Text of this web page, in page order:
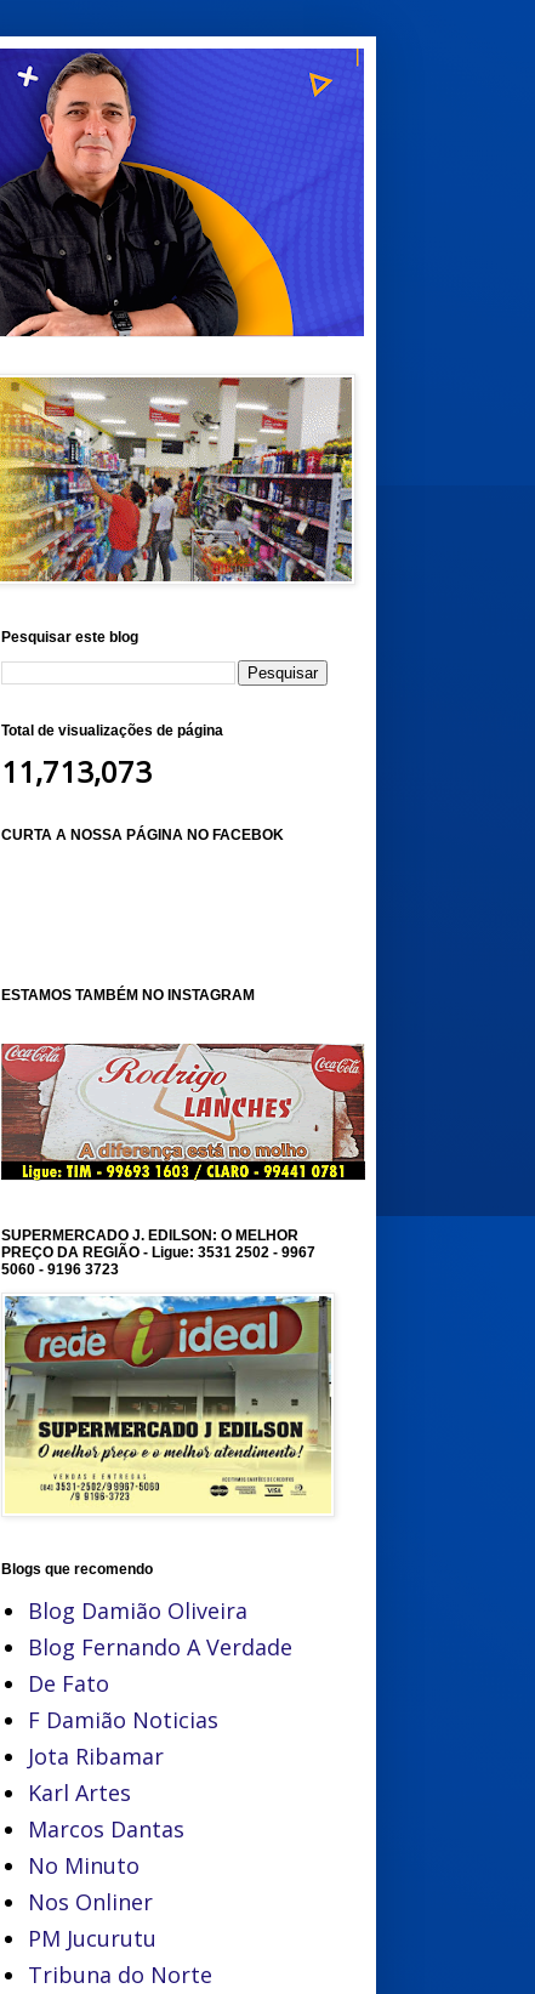
Pesquisar este blog
Total de visualizações de página
11,713,073
CURTA A NOSSA PÁGINA NO FACEBOK
ESTAMOS TAMBÉM NO INSTAGRAM
SUPERMERCADO J. EDILSON: O MELHOR
PREÇO DA REGIÃO - Ligue: 3531 2502 - 9967
5060 - 9196 3723
Blogs que recomendo
Blog Damião Oliveira
Blog Fernando A Verdade
De Fato
F Damião Noticias
Jota Ribamar
Karl Artes
Marcos Dantas
No Minuto
Nos Onliner
PM Jucurutu
Tribuna do Norte